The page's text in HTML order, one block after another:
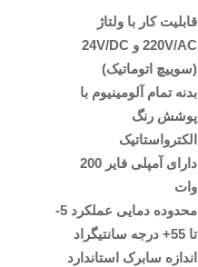
قابلیت کار با ولتاژ
220V/AC و 24V/DC
(سوییچ اتوماتیک)
بدنه تمام آلومینیوم با
پوشش رنگ
الکترواستاتیک
دارای آمپلی فایر 200
وات
محدوده دمایی عملکرد 5-
تا 55+ درجه سانتیگراد
اندازه سابرک استاندارد